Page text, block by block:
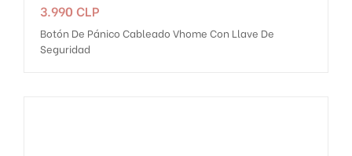
Precio
3.990 CLP
Botón De Pánico Cableado Vhome Con Llave De
Seguridad